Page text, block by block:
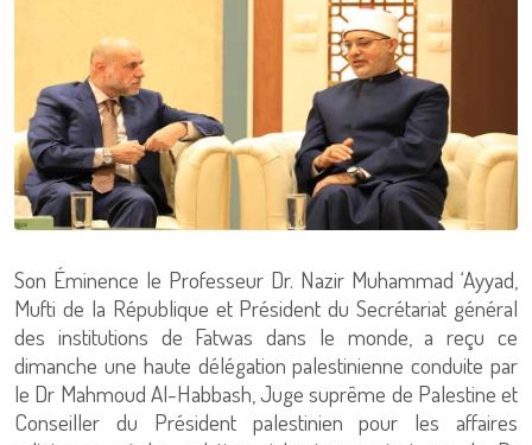
Son Éminence le Professeur Dr. Nazir Muhammad ‘Ayyad,
Mufti de la République et Président du Secrétariat général
des institutions de Fatwas dans le monde, a reçu ce
dimanche une haute délégation palestinienne conduite par
le Dr Mahmoud Al-Habbash, Juge suprême de Palestine et
Conseiller du Président palestinien pour les affaires